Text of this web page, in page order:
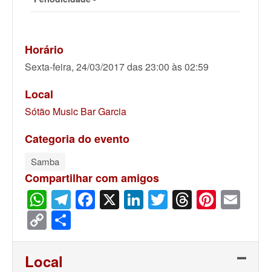
Horário
Sexta-feira, 24/03/2017 das 23:00 às 02:59
Local
Sótão Music Bar Garcia
Categoria do evento
Samba
Compartilhar com amigos
WhatsApp
Telegram
Facebook
X LinkedIn
Twitter
Threads
Copy
Link
Local